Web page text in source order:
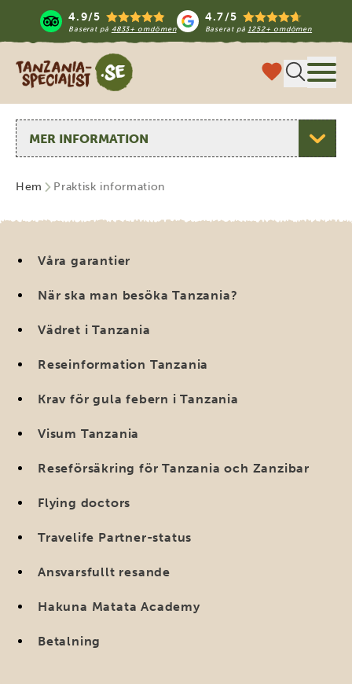
4.9/5
Baserat på 4833+ omdömen
4.7/5
Baserat på1252+ omdömen
Tanzania Specialist
Välj sida
Hem Praktisk information
Våra garantier
När ska man besöka Tanzania?
Vädret i Tanzania
Reseinformation Tanzania
Krav för gula febern i Tanzania
Visum Tanzania
Reseförsäkring för Tanzania och Zanzibar
Flying doctors
Travelife Partner-status
Ansvarsfullt resande
Hakuna Matata Academy
Betalning